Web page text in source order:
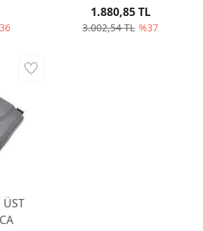
3.002,54 TL %37
1.880,85 TL
ÜST